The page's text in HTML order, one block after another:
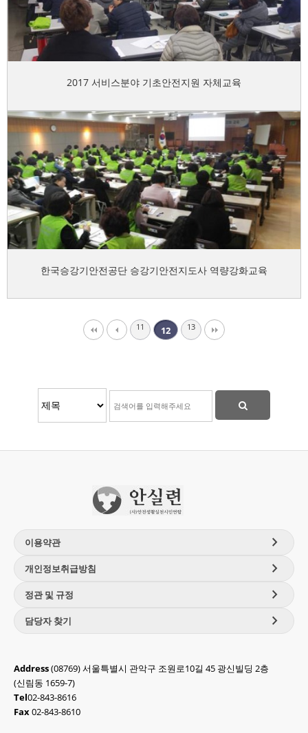
2017 서비스분야 기초안전지원 자체교육
한국승강기안전공단 승강기안전지도사 역량강화교육
11 12 13
이용약관 chevron_right
개인정보취급방침 chevron_right
정관 및 규정 chevron_right
담당자 찾기 chevron_right
Address(08769) 서울특별시 관악구 조원로10길 45 광신빌딩 2층
(신림동 1659-7)
Tel02-843-8616
Fax02-843-8610